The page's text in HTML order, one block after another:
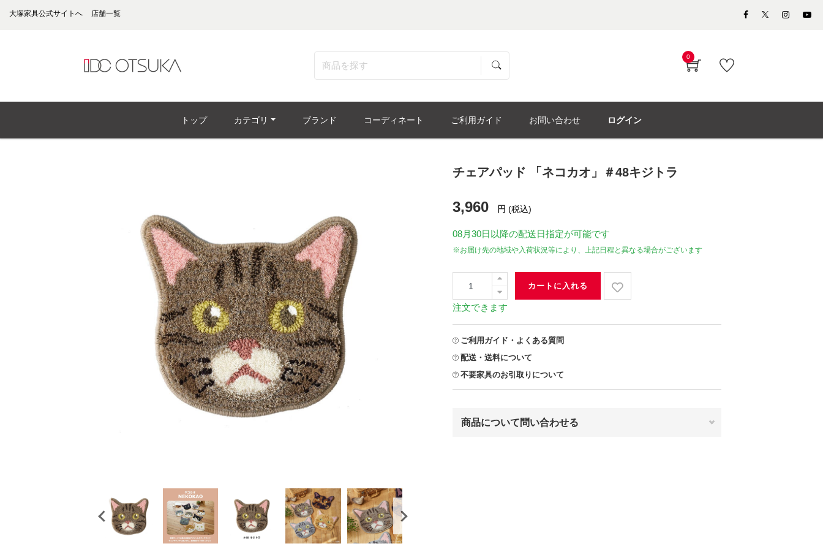
大塚家具公式サイトへ 店舗一覧
0
トップ カテゴリ ブランド コーディネート ご利用ガイド お問い合わせ ログイン
チェアパッド 「ネコカオ」＃48キジトラ
3,960 円 (税込)
08月30日 以降の配送日指定が可能です
※お届け先の地域や入荷状況等により、上記日程と異なる場合がございます
カートに入れる
注文できます
ご利用ガイド・よくある質問
配送・送料について
不要家具のお引取りについて
商品について問い合わせる